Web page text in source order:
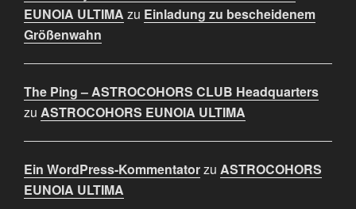
EUNOIA ULTIMA zu Einladung zu bescheidenem
Größenwahn
The Ping – ASTROCOHORS CLUB Headquarters
zu ASTROCOHORS EUNOIA ULTIMA
Ein WordPress-Kommentatorzu ASTROCOHORS
EUNOIA ULTIMA